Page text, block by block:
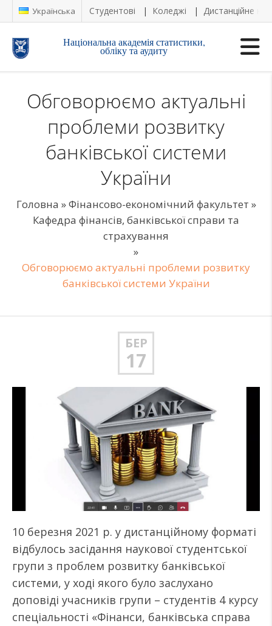
Українська Студентові Коледжі Дистанційне
Національна академія статистики,
обліку та аудиту
Обговорюємо актуальні
проблеми розвитку
банківської системи
України
Головна »Фінансово-економічний факультет »
Кафедра фінансів, банківської справи та
страхування
»
Обговорюємо актуальні проблеми розвитку
банківської системи України
БЕР
17
10 березня 2021 р. у дистанційному форматі
відбулось засідання наукової студентської
групи з проблем розвитку банківської
системи, у ході якого було заслухано
доповіді учасників групи – студентів 4 курсу
спеціальності «Фінанси, банківська справа